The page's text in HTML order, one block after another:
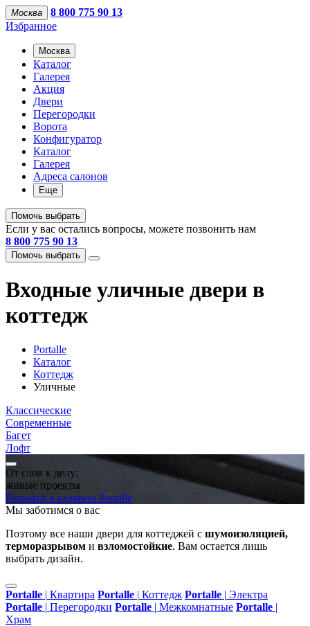
Москва
8 800 775 90 13
Избранное
Москва
Каталог
Галерея
Акция
Двери
Перегородки
Ворота
Конфигуратор
Каталог
Галерея
Адреса салонов
Еще
Помочь выбрать
Если у вас остались вопросы, можете позвонить нам
8 800 775 90 13
Помочь выбрать
Входные уличные двери в
коттедж
Portalle
Каталог
Коттедж
Уличные
Классические
Современные
Багет
Лофт
От слов к делу:
живые проекты
Перейти в галерею Portalle
Мы заботимся о вас
Поэтому все наши двери для коттеджей с шумоизоляцией,
терморазрывом и взломостойкие. Вам остается лишь
выбрать дизайн.
Portalle | Квартира Portalle | Коттедж Portalle | Электра
Portalle | Перегородки Portalle | Межкомнатные Portalle |
Храм